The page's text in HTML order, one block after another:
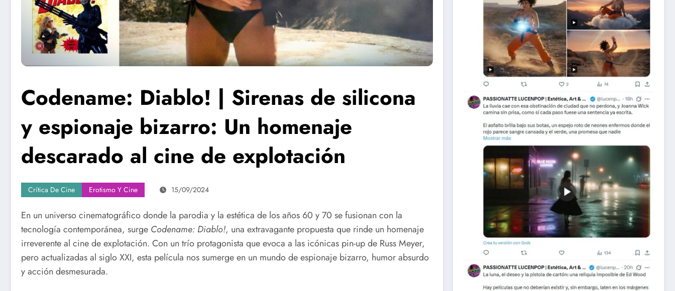
Codename: Diablo! | Sirenas de silicona
y espionaje bizarro: Un homenaje
descarado al cine de explotación
Crítica De Cine Erotismo Y Cine 15/09/2024
En un universo cinematográfico donde la parodia y la estética de los años 60 y 70 se fusionan con la
tecnología contemporánea, surge Codename: Diablo!, una extravagante propuesta que rinde un homenaje
irreverente al cine de explotación. Con un trío protagonista que evoca a las icónicas pin-up de Russ Meyer,
pero actualizadas al siglo XXI, esta película nos sumerge en un mundo de espionaje bizarro, humor absurdo
y acción desmesurada.